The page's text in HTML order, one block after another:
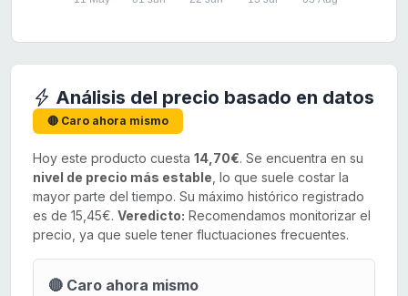
Análisis del precio basado en datos
🔴 Caro ahora mismo
Hoy este producto cuesta 14,70€. Se encuentra en su
nivel de precio más estable , lo que suele costar la
mayor parte del tiempo. Su máximo histórico registrado
es de 15,45€. Veredicto: Recomendamos monitorizar el
precio, ya que suele tener fluctuaciones frecuentes.
🔴 Caro ahora mismo